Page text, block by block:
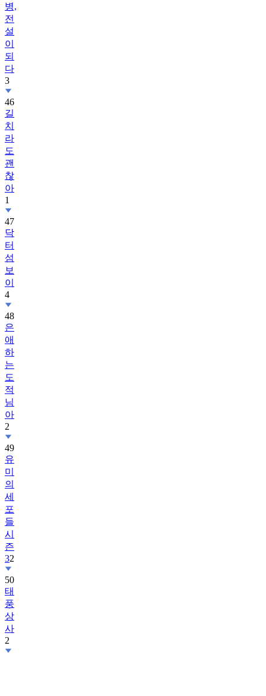
병,
전
설
이
되
다
3
46
길
치
라
도
괜
찮
아
1
47
닥
터
섬
보
이
4
48
은
애
하
는
도
적
님
아
2
49
유
미
의
세
포
들
시
즌
32
50
태
풍
상
사
2